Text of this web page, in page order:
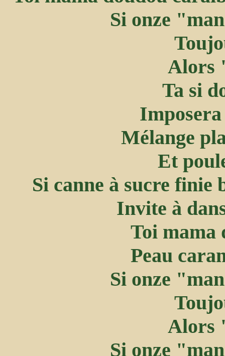
Si onze
Alors
Ta si
Mélange
Et
Si canne à sucre finie
Invite à
Toi mama
Peau
Si onze
Alors
Si onze